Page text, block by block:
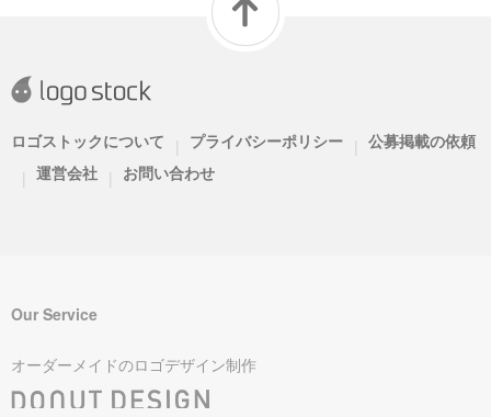
ロゴストックについて | プライバシーポリシー | 公募掲載の依頼
| 運営会社 | お問い合わせ
Our Service
オーダーメイドのロゴデザイン制作